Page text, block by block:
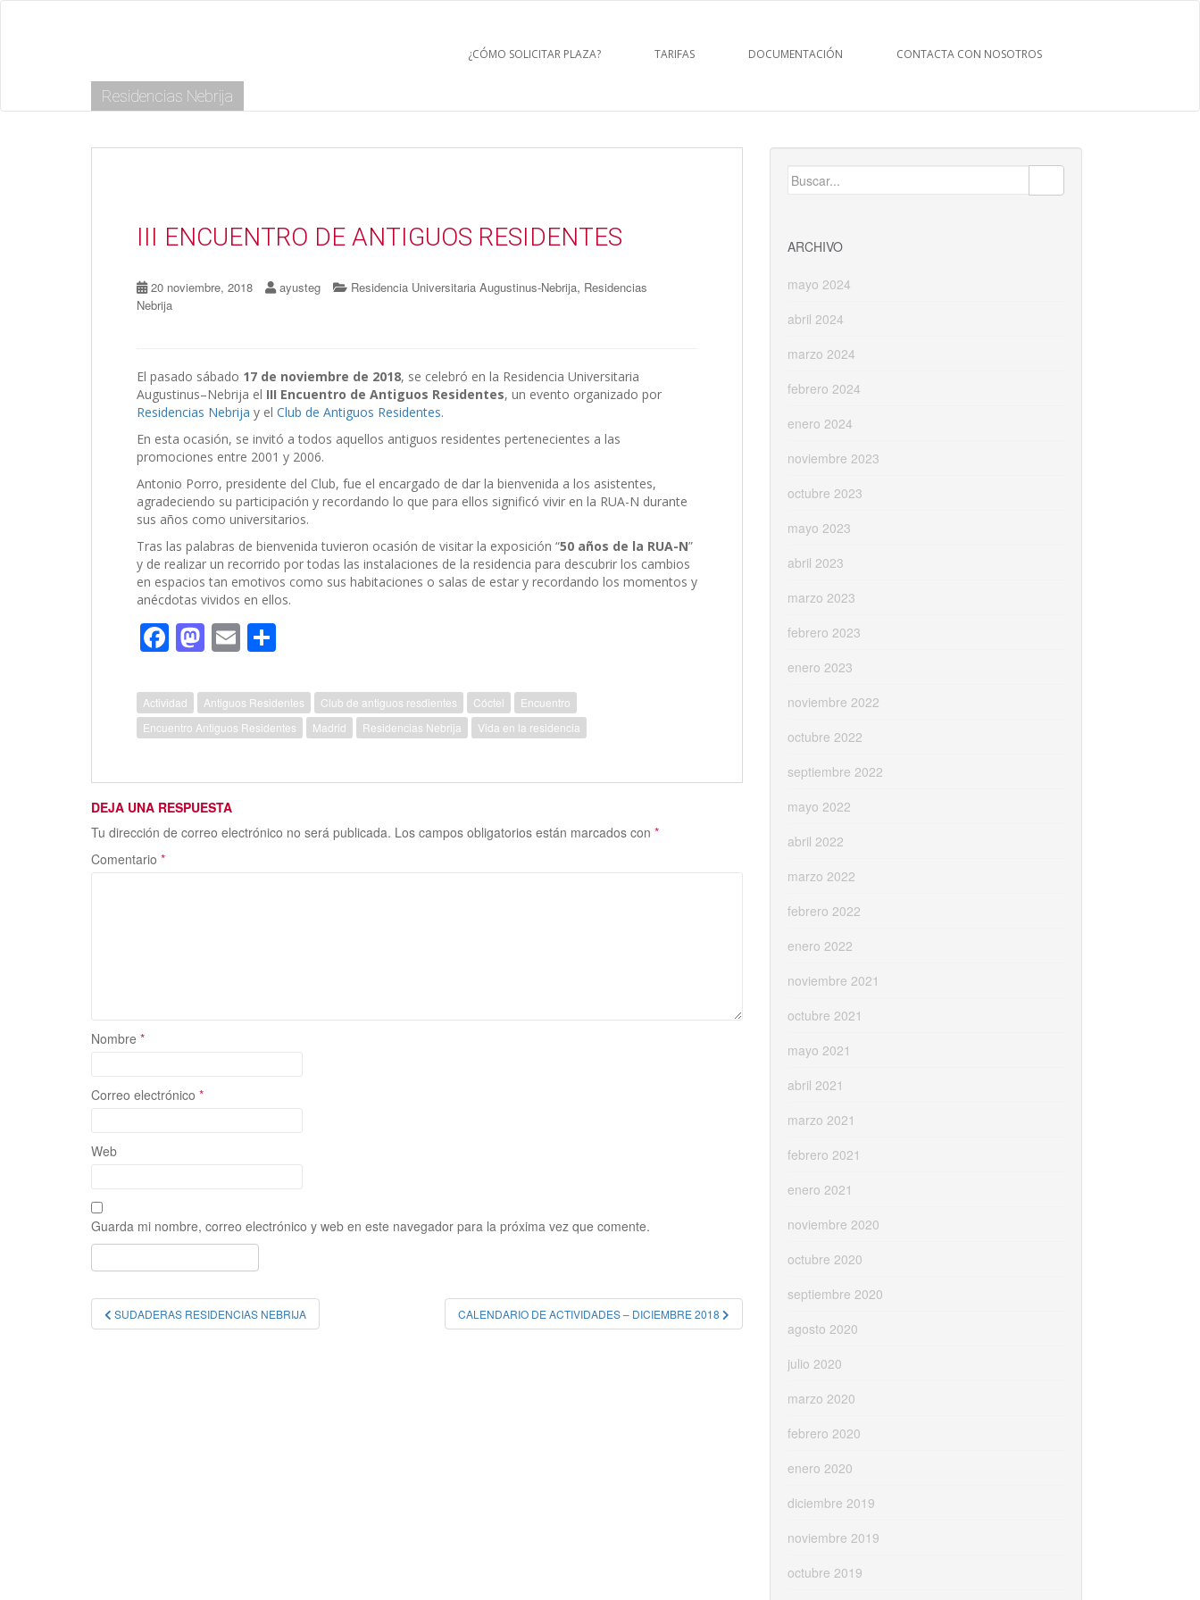
m
Residencias Nebrija
¿CÓMO SOLICITAR PLAZA? TARIFAS DOCUMENTACIÓN CONTACTA CON NOSOTROS
III ENCUENTRO DE ANTIGUOS RESIDENTES
20 noviembre, 2018 ayusteg Residencia Universitaria Augustinus-Nebrija, Residencias
Nebrija
El pasado sábado 17 de noviembre de 2018, se celebró en la Residencia Universitaria
Augustinus–Nebrija el III Encuentro de Antiguos Residentes, un evento organizado por
Residencias Nebrija y el Club de Antiguos Residentes.
En esta ocasión, se invitó a todos aquellos antiguos residentes pertenecientes a las
promociones entre 2001 y 2006.
Antonio Porro, presidente del Club, fue el encargado de dar la bienvenida a los asistentes,
agradeciendo su participación y recordando lo que para ellos significó vivir en la RUA-N durante
sus años como universitarios.
Tras las palabras de bienvenida tuvieron ocasión de visitar la exposición “50 años de la RUA-N”
y de realizar un recorrido por todas las instalaciones de la residencia para descubrir los cambios
en espacios tan emotivos como sus habitaciones o salas de estar y recordando los momentos y
anécdotas vividos en ellos.
F
e
b
o
o
k
M
to
d
o
n
E
ai
l
m
p
ar
ti
Actividad Antiguos Residentes Club de antiguos resdientes Cóctel
Encuentro
Encuentro Antiguos Residentes
Madrid Residencias Nebrija Vida en la residencia
DEJA UNA RESPUESTA
Tu dirección de correo electrónico no será publicada. Los campos obligatorios están marcados con *
Comentario *
Nombre *
Correo electrónico *
Web
Guarda mi nombre, correo electrónico y web en este navegador para la próxima vez que comente.
Navegación
de
SUDADERAS RESIDENCIAS NEBRIJA CALENDARIO DE ACTIVIDADES – DICIEMBRE 2018
Buscar:
ARCHIVO
mayo 2024
abril 2024
marzo 2024
febrero 2024
enero 2024
noviembre 2023
octubre 2023
mayo 2023
abril 2023
marzo 2023
febrero 2023
enero 2023
noviembre 2022
octubre 2022
septiembre 2022
mayo 2022
abril 2022
marzo 2022
febrero 2022
enero 2022
noviembre 2021
octubre 2021
mayo 2021
abril 2021
marzo 2021
febrero 2021
enero 2021
noviembre 2020
octubre 2020
septiembre 2020
agosto 2020
julio 2020
marzo 2020
febrero 2020
enero 2020
diciembre 2019
noviembre 2019
octubre 2019